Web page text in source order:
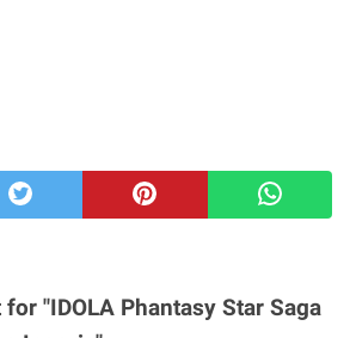
"IDOLA Phantasy Star Saga